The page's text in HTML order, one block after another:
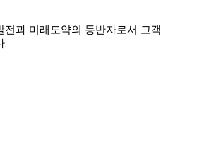
전과 미래도약의 동반자로서 고객
.